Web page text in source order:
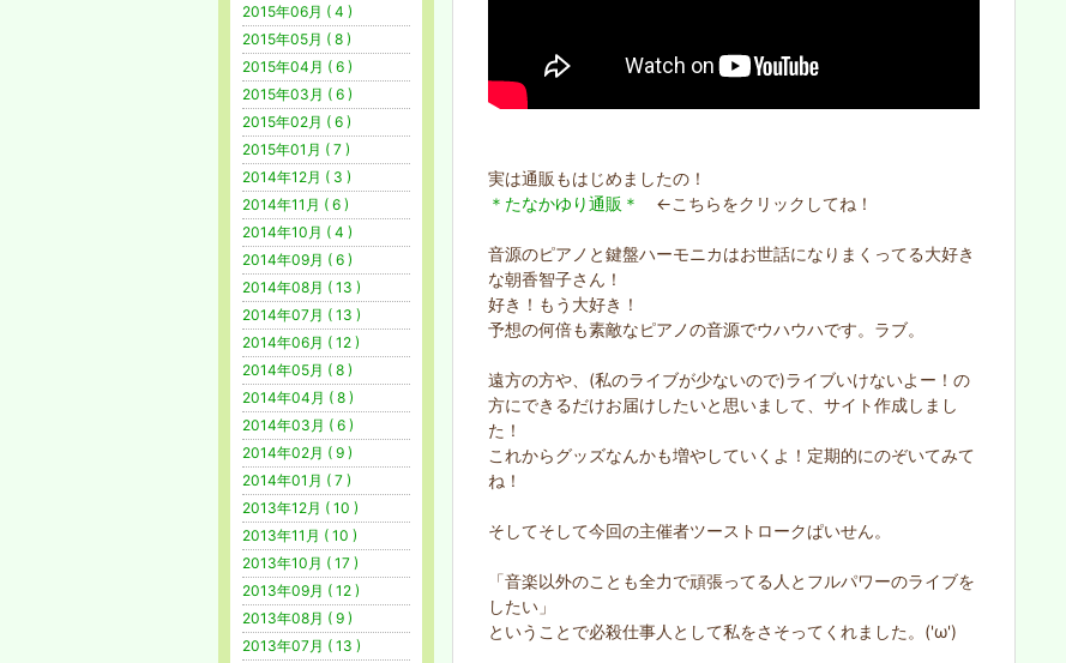
実は通販もはじめましたの！
＊たなかゆり通販＊
←こちらをクリックしてね！
音源のピアノと鍵盤ハーモニカはお世話になりまくってる大好き
な朝香智子さん！
好き！もう大好き！
予想の何倍も素敵なピアノの音源でウハウハです。ラブ。
遠方の方や、(私のライブが少ないので)ライブいけないよー！の
方にできるだけお届けしたいと思いまして、サイト作成しまし
た！
これからグッズなんかも増やしていくよ！定期的にのぞいてみて
ね！
そしてそして今回の主催者ツーストロークぱいせん。
「音楽以外のことも全力で頑張ってる人とフルパワーのライブを
したい」
ということで必殺仕事人として私をさそってくれました。('ω')
2015年06月 ( 4 )
2015年05月 ( 8 )
2015年04月 ( 6 )
2015年03月 ( 6 )
2015年02月 ( 6 )
2015年01月 ( 7 )
2014年12月 ( 3 )
2014年11月 ( 6 )
2014年10月 ( 4 )
2014年09月 ( 6 )
2014年08月 ( 13 )
2014年07月 ( 13 )
2014年06月 ( 12 )
2014年05月 ( 8 )
2014年04月 ( 8 )
2014年03月 ( 6 )
2014年02月 ( 9 )
2014年01月 ( 7 )
2013年12月 ( 10 )
2013年11月 ( 10 )
2013年10月 ( 17 )
2013年09月 ( 12 )
2013年08月 ( 9 )
2013年07月 ( 13 )